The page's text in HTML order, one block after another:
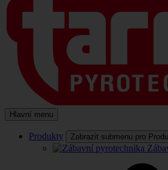
Hlavní menu
Produkty Zobrazit submenu pro